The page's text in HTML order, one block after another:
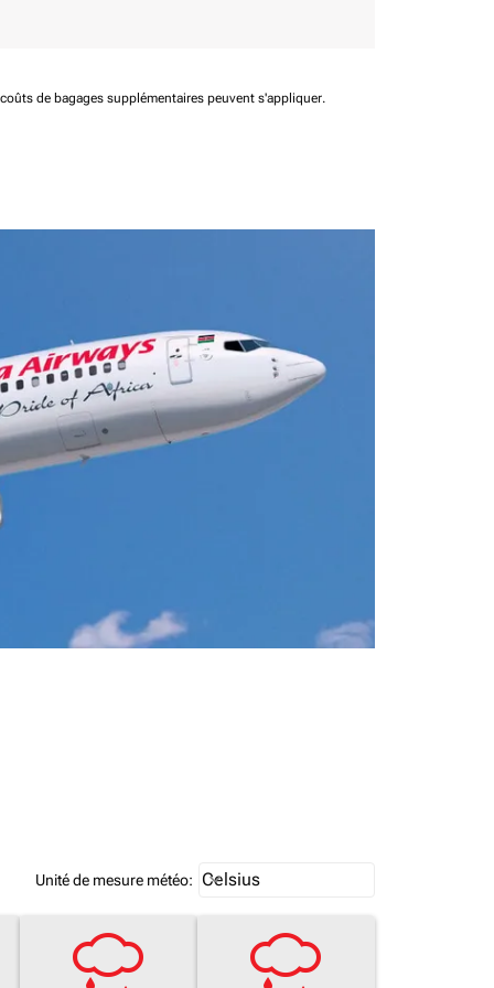
de bagages supplémentaires peuvent s'appliquer.
Unité de mesure météo: Weather unit option Celsius
Celsius
keyboard_arrow_down